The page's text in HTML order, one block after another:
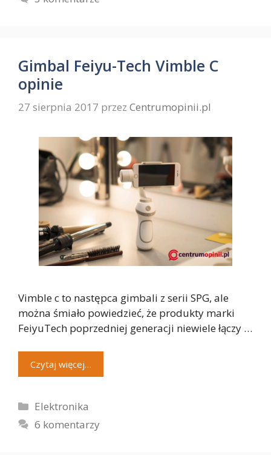
Gimbal Feiyu-Tech Vimble C
opinie
27 sierpnia 2017 przez Centrumopinii.pl
Vimble c to następca gimbali z serii SPG, ale
można śmiało powiedzieć, że produkty marki
FeiyuTech poprzedniej generacji niewiele łączy …
Czytaj więcej…
Kategorie
Elektronika
6 komentarzy